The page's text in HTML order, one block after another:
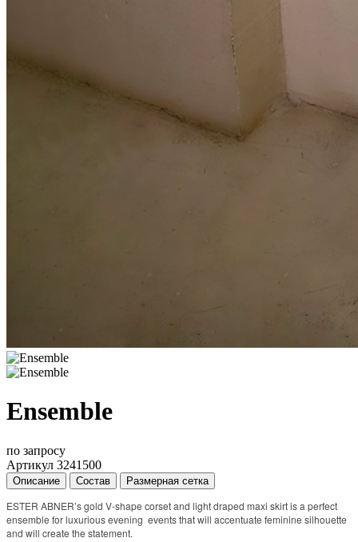
Ensemble
по запросу
Артикул 3241500
Описание Состав Размерная сетка
ESTER ABNER’s gold V-shape corset and light draped maxi skirt is a perfect
ensemble for luxurious evening events that will accentuate feminine silhouette
and will create the statement.